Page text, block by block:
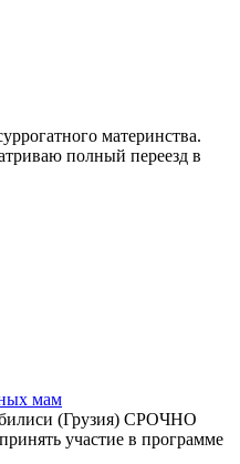
материнства.
полный переезд в
мам
(Грузия) СРОЧНО
участие в программе